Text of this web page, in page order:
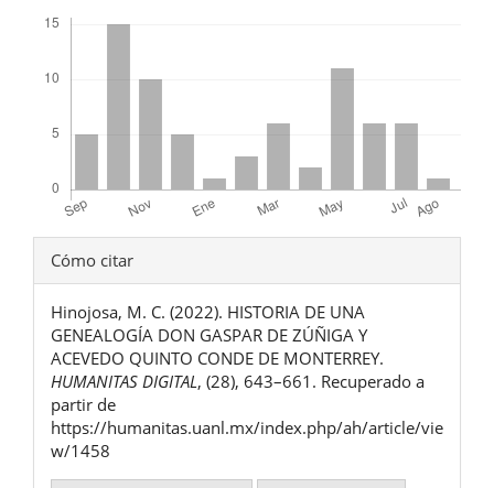
Detalles
del
artículo
Cómo citar
Hinojosa, M. C. (2022). HISTORIA DE UNA
GENEALOGÍA DON GASPAR DE ZÚÑIGA Y
ACEVEDO QUINTO CONDE DE MONTERREY.
HUMANITAS DIGITAL, (28), 643–661. Recuperado a
partir de
https://humanitas.uanl.mx/index.php/ah/article/vie
w/1458